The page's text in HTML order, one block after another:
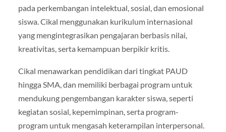
pada perkembangan intelektual, sosial, dan emosional
siswa. Cikal menggunakan kurikulum internasional
yang mengintegrasikan pengajaran berbasis nilai,
kreativitas, serta kemampuan berpikir kritis.
Cikal menawarkan pendidikan dari tingkat PAUD
hingga SMA, dan memiliki berbagai program untuk
mendukung pengembangan karakter siswa, seperti
kegiatan sosial, kepemimpinan, serta program-
program untuk mengasah keterampilan interpersonal.